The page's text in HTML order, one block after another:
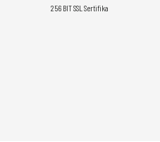
256 BIT SSL Sertifika